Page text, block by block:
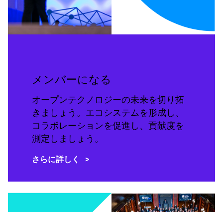
メンバーになる
オープンテクノロジーの未来を切り拓
きましょう。エコシステムを形成し、
コラボレーションを促進し、貢献度を
測定しましょう。
さらに詳しく